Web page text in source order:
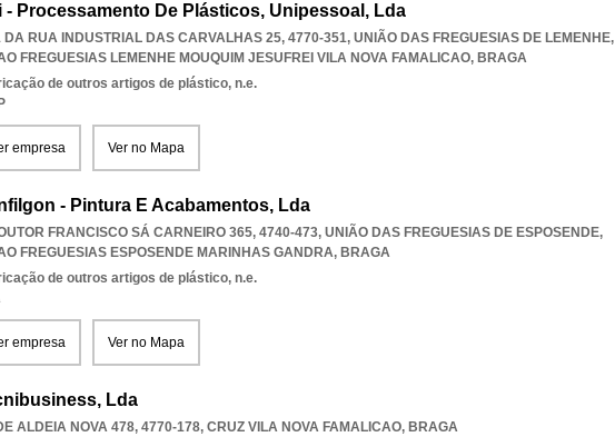
- Processamento De Plásticos, Unipessoal, Lda
DA RUA INDUSTRIAL DAS CARVALHAS 25, 4770-351, UNIÃO DAS FREGUESIAS DE LEMENHE,
FREGUESIAS LEMENHE MOUQUIM JESUFREI VILA NOVA FAMALICAO, BRAGA
de outros artigos de plástico, n.e.
empresa Ver no Mapa
- Pintura E Acabamentos, Lda
FRANCISCO SÁ CARNEIRO 365, 4740-473, UNIÃO DAS FREGUESIAS DE ESPOSENDE,
FREGUESIAS ESPOSENDE MARINHAS GANDRA, BRAGA
de outros artigos de plástico, n.e.
empresa Ver no Mapa
Lda
ALDEIA NOVA 478, 4770-178, CRUZ VILA NOVA FAMALICAO, BRAGA